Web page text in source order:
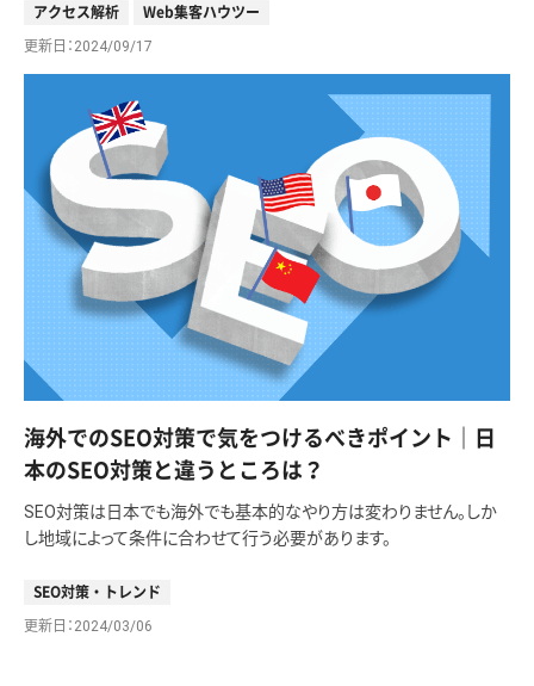
アクセス解析 Web集客ハウツー
更新日 2024/09/17
海外でのSEO対策で気をつけるべきポイント｜日
本のSEO対策と違うところは？
SEO対策は日本でも海外でも基本的なやり方は変わりません。しか
し地域によって条件に合わせて行う必要があります。
SEO対策・トレンド
更新日 2024/03/06